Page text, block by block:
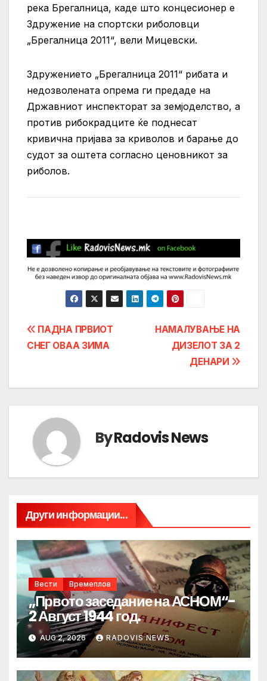
река Брегалница, каде што концесионер е
Здружение на спортски риболовци
„Брегалница 2011“, вели Мицевски.
Здружението „Брегалница 2011“ рибата и
недозволената опрема ги предаде на
Државниот инспекторат за земјоделство, а
против рибокрадците ќе поднесат
кривична пријава за криволов и барање до
судот за оштета согласно ценовникот за
риболов.
Post
navigation
НАМАЛУВАЊЕ НА
ДИЗЕЛОТ ЗА 2
ДЕНАРИ
ПАДНА ПРВИОТ
СНЕГ ОВАА ЗИМА
ByRadovis News
Други информации...
Вести Времеплов
„Првото заседание на АСНОМ“-
2 Август 1944 год.
AUG 2, 2026 RADOVIS NEWS